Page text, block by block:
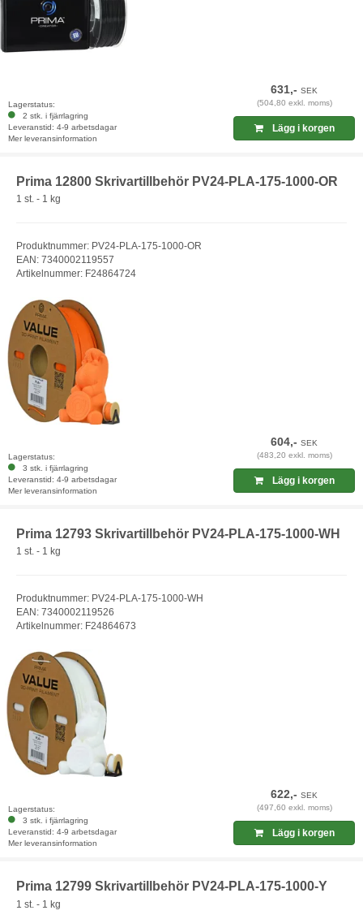
Lagerstatus:
2 stk. i fjärrlagring
Leveranstid: 4-9 arbetsdagar
Mer leveransinformation
631,-SEK
(504,80 exkl. moms)
Lägg i korgen
Prima 12800 Skrivartillbehör PV24-PLA-175-1000-OR
1 st. - 1 kg
Produktnummer: PV24-PLA-175-1000-OR
EAN: 7340002119557
Artikelnummer: F24864724
Lagerstatus:
3 stk. i fjärrlagring
Leveranstid: 4-9 arbetsdagar
Mer leveransinformation
604,-SEK
(483,20 exkl. moms)
Lägg i korgen
Prima 12793 Skrivartillbehör PV24-PLA-175-1000-WH
1 st. - 1 kg
Produktnummer: PV24-PLA-175-1000-WH
EAN: 7340002119526
Artikelnummer: F24864673
Lagerstatus:
3 stk. i fjärrlagring
Leveranstid: 4-9 arbetsdagar
Mer leveransinformation
622,-SEK
(497,60 exkl. moms)
Lägg i korgen
Prima 12799 Skrivartillbehör PV24-PLA-175-1000-Y
1 st. - 1 kg